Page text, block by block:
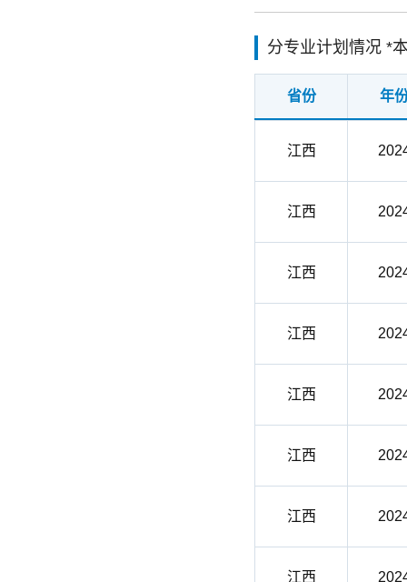
分专业计划情况 *
省份 年
江西
江西
江西
江西
江西
江西
江西
江西